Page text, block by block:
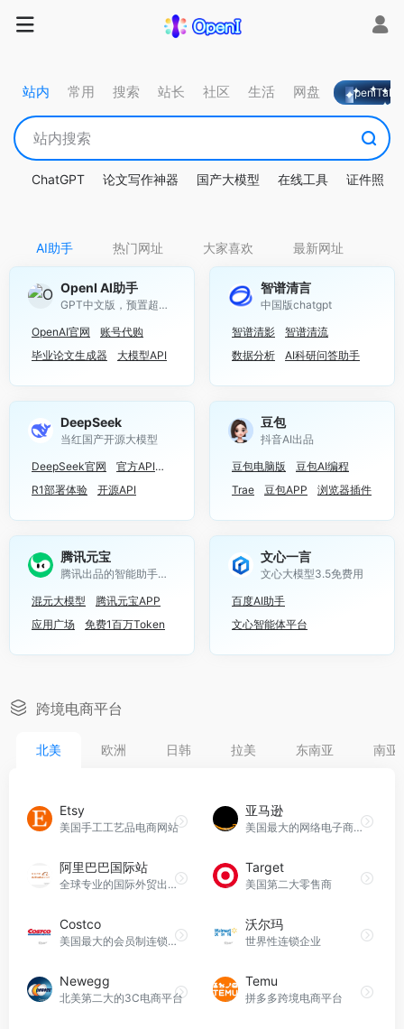
站内 常用 搜索 站长 社区 生活 网盘 OpeniTab
ChatGPT 论文写作神器 国产大模型 在线工具 证件照
AI助手 热门网址 大家喜欢 最新网址
OpenI AI助手
GPT中文版，预置超多文案及绘画Prompt
OpenAI官网
账号代购
毕业论文生成器
大模型API
智谱清言
中国版chatgpt
智谱清影
智谱清流
数据分析
AI科研问答助手
DeepSeek
当红国产开源大模型
DeepSeek官网
官方API
R1部署体验
开源API
豆包
抖音AI出品
豆包电脑版
豆包AI编程
Trae
豆包APP 浏览器插件
腾讯元宝
腾讯出品的智能助手，已接入DeepSeek
混元大模型
腾讯元宝APP
应用广场
免费1百万Token
文心一言
文心大模型3.5免费用
百度AI助手
文心智能体平台
跨境电商平台
北美 欧洲 日韩 拉美 东南亚 南亚
Etsy
美国手工工艺品电商网站
亚马逊
美国最大的网络电子商务公司
阿里巴巴国际站
全球专业的国际外贸出口平台
Target
美国第二大零售商
Costco
美国最大的会员制连锁仓储量贩店
沃尔玛
世界性连锁企业
Newegg
北美第二大的3C电商平台
Temu
拼多多跨境电商平台